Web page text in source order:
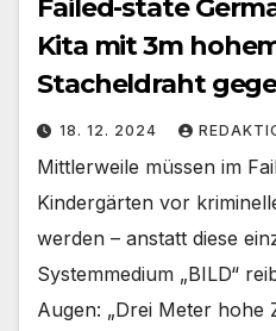
Failed-state
Kita mit 3m
Stacheldraht
18. 12. 2024
Mittlerweile müssen im
Kindergärten vor
werden – anstatt diese
Systemmedium „BILD“
Augen: „Drei Meter hohe